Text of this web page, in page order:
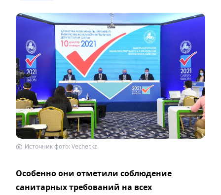
Источник фото: Vecher.kz
Особенно они отметили соблюдение
санитарных требований на всех